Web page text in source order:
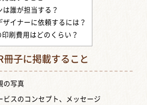
は誰が担当する？
ザイナーに依頼するには？
刷費用はどのくらい？
冊子に掲載すること
の写真
ビスのコンセプト、メッセージ